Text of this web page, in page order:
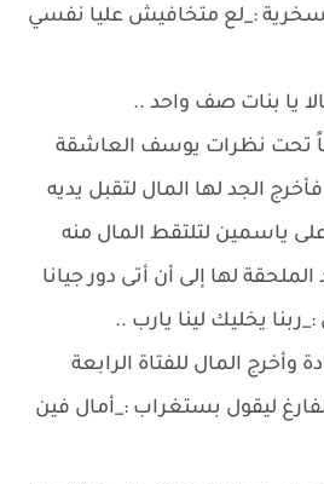
:_لع متخافيش عليا نفسي
يا بنات صف واحد ..
تحت نظرات يوسف العاشقة
الجد لها المال لتقبل يديه
ياسمين لتلتقط المال منه
لها إلى أن أتى دور جيانا
يخليك لينا يارب ..
المال للفتاة الرابعة
ليقول بستغراب :_أمال فين